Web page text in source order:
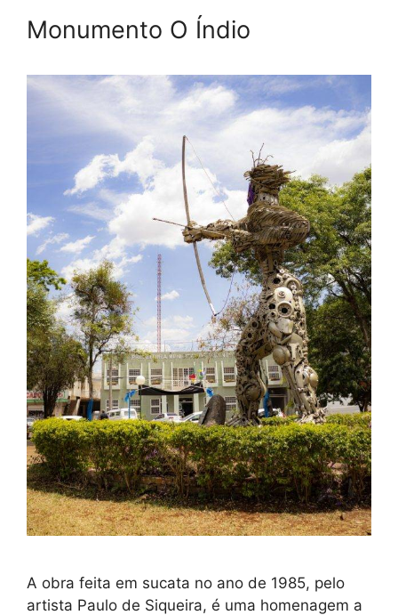
Monumento O Índio
A obra feita em sucata no ano de 1985, pelo
artista Paulo de Siqueira, é uma homenagem a